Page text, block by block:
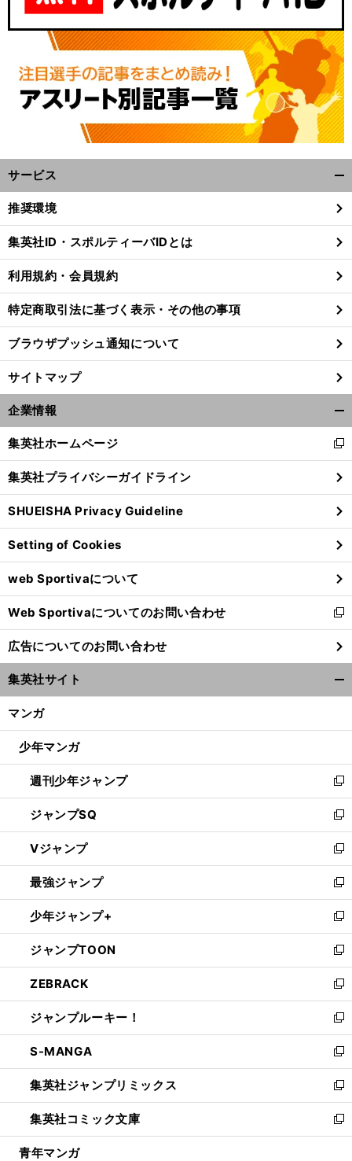
前
サービス
閉
る
推奨環境
集英社ID・スポルティーバIDとは
利用規約・会員規約
特定商取引法に基づく表示・その他の事項
ブラウザプッシュ通知について
サイトマップ
企業情報
閉
る
集英社ホームページ
新
し
い
ウ
ィ
ン
ド
ウ
で
開
く
集英社プライバシーガイドライン
SHUEISHA Privacy Guideline
Setting of Cookies
web Sportivaについて
Web Sportivaについてのお問い合わせ
新
し
い
ウ
ィ
ン
ウ
開
く
広告についてのお問い合わせ
集英社サイト
マンガ
少年マンガ
週刊少年ジャンプ
新
し
い
ウ
ィ
ン
ド
ウ
で
開
く
ジャンプSQ
新
し
い
ウ
ィ
ン
ド
ウ
で
開
く
Vジャンプ
新
し
い
ウ
ィ
ン
ド
ウ
で
開
く
最強ジャンプ
新
し
い
ウ
ィ
ン
ド
ウ
で
開
く
少年ジャンプ+
新
し
い
ウ
ィ
ン
ド
ウ
で
開
く
ジャンプTOON
新
し
い
ウ
ィ
ン
ド
ウ
で
開
く
ZEBRACK
新
し
い
ウ
ィ
ン
ド
ウ
で
開
ジャンプルーキー！
新
し
い
ウ
ィ
ン
ド
ウ
S-MANGA
新
し
い
ウ
ィ
ン
集英社ジャンプリミックス
新
し
い
ウ
集英社コミック文庫
新
し
青年マンガ